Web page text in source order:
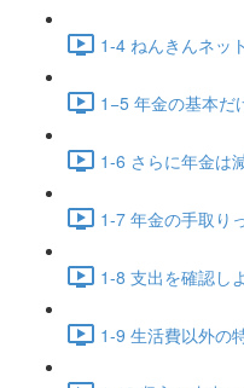
1-4 ねんきんネッ
1−5 年金の基本だ
1-6 さらに年金は
1-7 年金の手取り
1-8 支出を確認し
1-9 生活費以外の